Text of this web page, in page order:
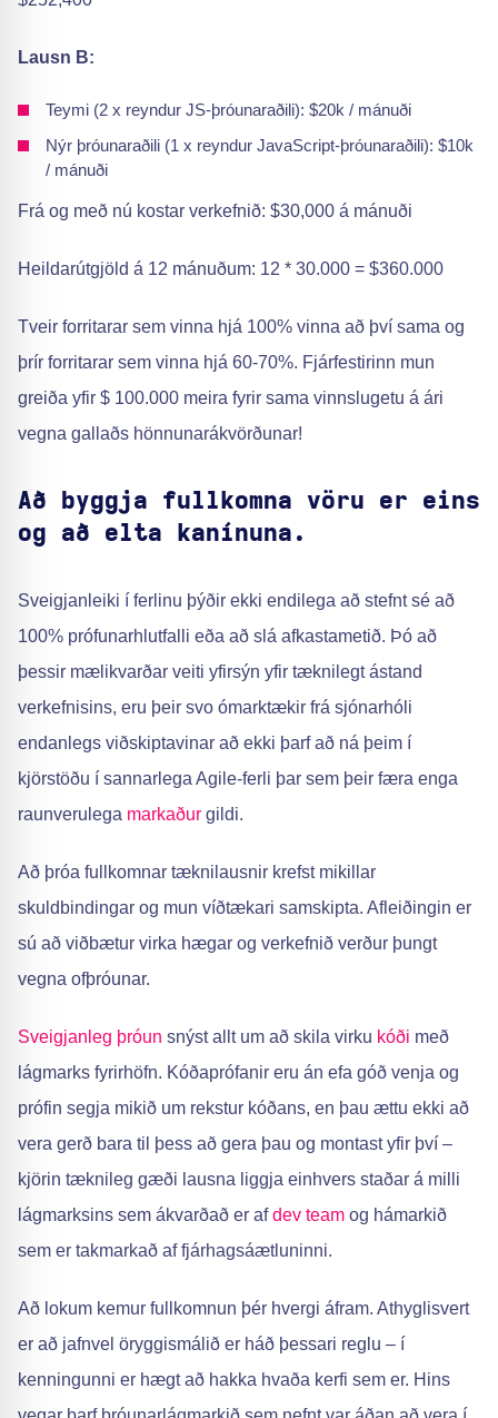
Lausn B:
Teymi (2 x reyndur JS-þróunaraðili): $20k / mánuði
Nýr þróunaraðili (1 x reyndur JavaScript-þróunaraðili): $10k
/ mánuði
Frá og með nú kostar verkefnið: $30,000 á mánuði
Heildarútgjöld á 12 mánuðum: 12 * 30.000 = $360.000
Tveir forritarar sem vinna hjá 100% vinna að því sama og
þrír forritarar sem vinna hjá 60-70%. Fjárfestirinn mun
greiða yfir $ 100.000 meira fyrir sama vinnslugetu á ári
vegna gallaðs hönnunarákvörðunar!
Að byggja fullkomna vöru er eins
og að elta kanínuna.
Sveigjanleiki í ferlinu þýðir ekki endilega að stefnt sé að
100% prófunarhlutfalli eða að slá afkastametið. Þó að
þessir mælikvarðar veiti yfirsýn yfir tæknilegt ástand
verkefnisins, eru þeir svo ómarktækir frá sjónarhóli
endanlegs viðskiptavinar að ekki þarf að ná þeim í
kjörstöðu í sannarlega Agile-ferli þar sem þeir færa enga
raunverulega markaður gildi.
Að þróa fullkomnar tæknilausnir krefst mikillar
skuldbindingar og mun víðtækari samskipta. Afleiðingin er
sú að viðbætur virka hægar og verkefnið verður þungt
vegna ofþróunar.
Sveigjanleg þróun snýst allt um að skila virku kóði með
lágmarks fyrirhöfn. Kóðaprófanir eru án efa góð venja og
prófin segja mikið um rekstur kóðans, en þau ættu ekki að
vera gerð bara til þess að gera þau og montast yfir því –
kjörin tæknileg gæði lausna liggja einhvers staðar á milli
lágmarksins sem ákvarðað er afdev team og hámarkið
sem er takmarkað af fjárhagsáætluninni.
Að lokum kemur fullkomnun þér hvergi áfram. Athyglisvert
er að jafnvel öryggismálið er háð þessari reglu – í
kenningunni er hægt að hakka hvaða kerfi sem er. Hins